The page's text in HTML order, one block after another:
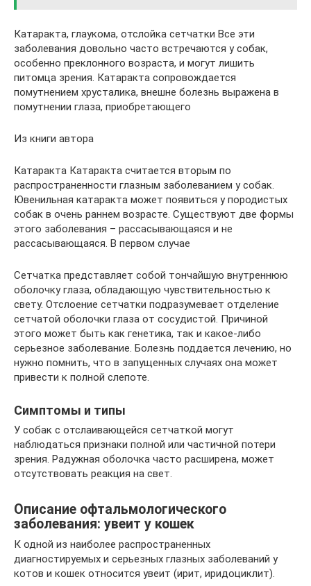
Катаракта, глаукома, отслойка сетчатки Все эти
заболевания довольно часто встречаются у собак,
особенно преклонного возраста, и могут лишить
питомца зрения. Катаракта сопровождается
помутнением хрусталика, внешне болезнь выражена в
помутнении глаза, приобретающего
Из книги автора
Катаракта Катаракта считается вторым по
распространенности глазным заболеванием у собак.
Ювенильная катаракта может появиться у породистых
собак в очень раннем возрасте. Существуют две формы
этого заболевания – рассасывающаяся и не
рассасывающаяся. В первом случае
Сетчатка представляет собой тончайшую внутреннюю
оболочку глаза, обладающую чувствительностью к
свету. Отслоение сетчатки подразумевает отделение
сетчатой оболочки глаза от сосудистой. Причиной
этого может быть как генетика, так и какое-либо
серьезное заболевание. Болезнь поддается лечению, но
нужно помнить, что в запущенных случаях она может
привести к полной слепоте.
Симптомы и типы
У собак с отслаивающейся сетчаткой могут
наблюдаться признаки полной или частичной потери
зрения. Радужная оболочка часто расширена, может
отсутствовать реакция на свет.
Описание офтальмологического
заболевания: увеит у кошек
К одной из наиболее распространенных
диагностируемых и серьезных глазных заболеваний у
котов и кошек относится увеит (ирит, иридоциклит).